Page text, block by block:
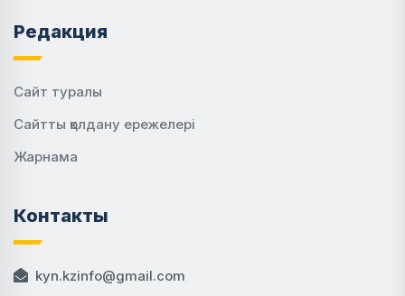
Редакция
Сайт туралы
Сайтты қолдану ережелері
Жарнама
Контакты
kyn.kzinfo@gmail.com